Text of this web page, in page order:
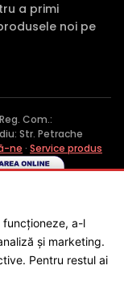
a primi
noi pe
Reg. Com.:
Str. Petrache
ne · Service produs
funcționeze, a-l
și marketing.
Pentru restul ai